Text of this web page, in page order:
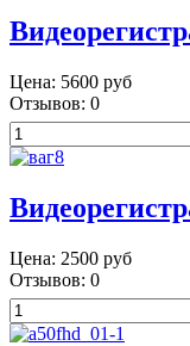
Цена: 5600 руб
Отзывов: 0
Цена: 2500 руб
Отзывов: 0